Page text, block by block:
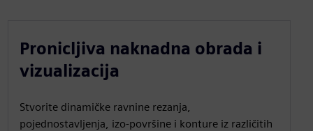
Pronicljiva naknadna obrada i
vizualizacija
Stvorite dinamičke ravnine rezanja,
pojednostavljenja, izo-površine i konture iz različitih